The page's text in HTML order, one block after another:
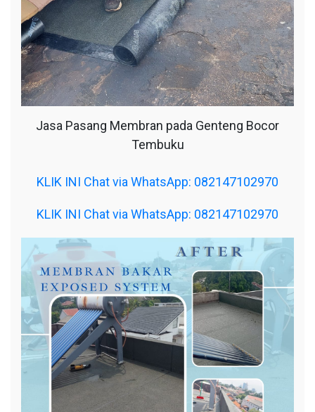
Jasa Pasang Membran pada Genteng Bocor
Tembuku
KLIK INI Chat via WhatsApp: 082147102970
KLIK INI Chat via WhatsApp: 082147102970